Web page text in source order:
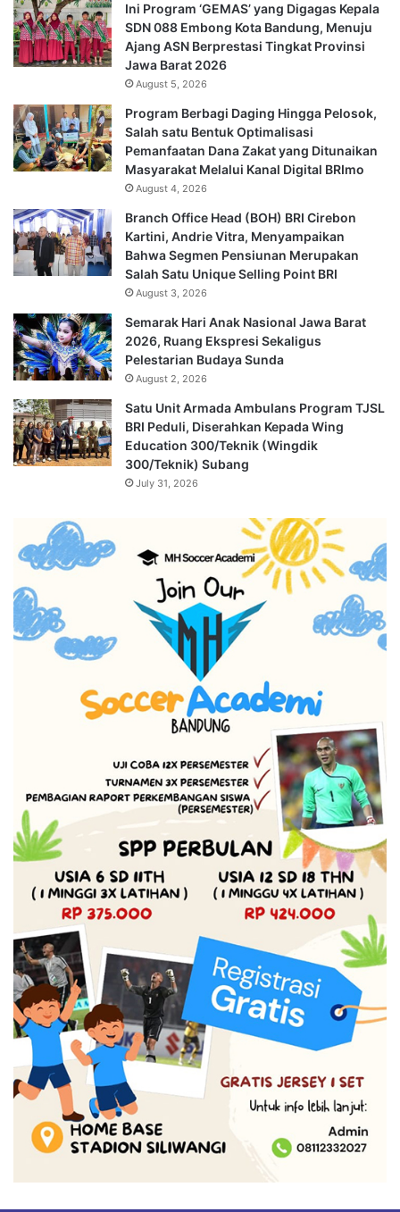
Ini Program ‘GEMAS’ yang Digagas Kepala
SDN 088 Embong Kota Bandung, Menuju
Ajang ASN Berprestasi Tingkat Provinsi
Jawa Barat 2026
August 5, 2026
Program Berbagi Daging Hingga Pelosok,
Salah satu Bentuk Optimalisasi
Pemanfaatan Dana Zakat yang Ditunaikan
Masyarakat Melalui Kanal Digital BRImo
August 4, 2026
Branch Office Head (BOH) BRI Cirebon
Kartini, Andrie Vitra, Menyampaikan
Bahwa Segmen Pensiunan Merupakan
Salah Satu Unique Selling Point BRI
August 3, 2026
Semarak Hari Anak Nasional Jawa Barat
2026, Ruang Ekspresi Sekaligus
Pelestarian Budaya Sunda
August 2, 2026
Satu Unit Armada Ambulans Program TJSL
BRI Peduli, Diserahkan Kepada Wing
Education 300/Teknik (Wingdik
300/Teknik) Subang
July 31, 2026